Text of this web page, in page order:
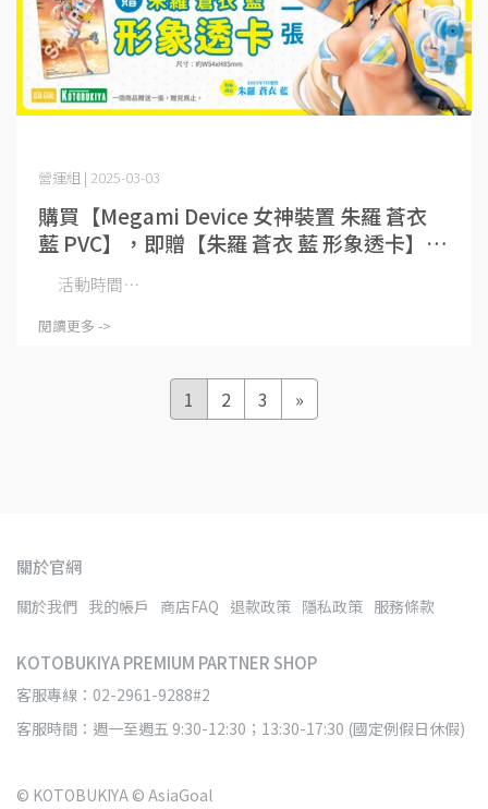
購買【Megami Device 女神裝置 朱羅 蒼衣
藍 PVC】，即贈【朱羅 蒼衣 藍 形象透卡】一
張。
營運組 | 2025-03-03
活動時間⋯
閱讀更多 ->
1 2 3 »
關於官網
關於我們 我的帳戶 商店FAQ 退款政策 隱私政策 服務條款
KOTOBUKIYA PREMIUM PARTNER SHOP
客服專線：02-2961-9288#2
客服時間：週一至週五 9:30-12:30；13:30-17:30 (國定例假日休假)
© KOTOBUKIYA © AsiaGoal